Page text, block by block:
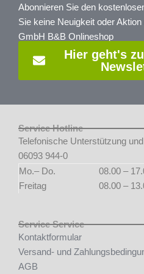
Abonnieren Sie den
Sie keine Neuigkeit oder
GmbH B&B Onlineshop
Hier geht's
Service Hotline
Telefonische Unterstützung
06093 944-0
Mo.– Do.
08.00 –
Freitag
08.00 –
Service Service
Kontaktformular
Versand- und
AGB